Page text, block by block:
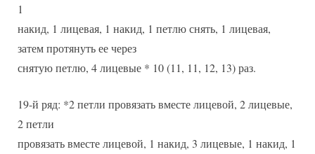
1
накид, 1 лицевая, 1 накид, 1 петлю снять, 1 лицевая,
затем протянуть ее через
снятую петлю, 4 лицевые * 10 (11, 11, 12, 13) раз.
19-й ряд: *2 петли провязать вместе лицевой, 2 лицевые,
2 петли
провязать вместе лицевой, 1 накид, 3 лицевые, 1 накид, 1